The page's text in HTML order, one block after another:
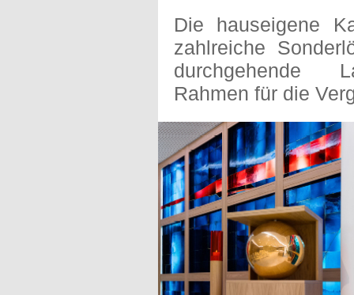
Die hauseigene
zahlreiche
durchgehende
Rahmen für die